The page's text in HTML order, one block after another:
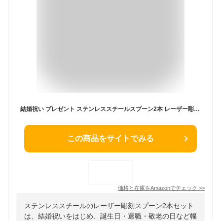
結婚祝い プレゼント ステンレススチールスプーン2本 レーザー彫刻スプーン 敬老の日 退職 誕生日 ギフト 夫婦 カップル 贈り物
この商品をサイトでみる
価格と在庫をAmazonでチェック >>
ステンレススチールのレーザー彫刻スプーン2本セット
は、結婚祝いをはじめ、誕生日・退職・敬老の日など幅